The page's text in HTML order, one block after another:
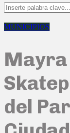
Search
for:
MUNICIPIOS
del